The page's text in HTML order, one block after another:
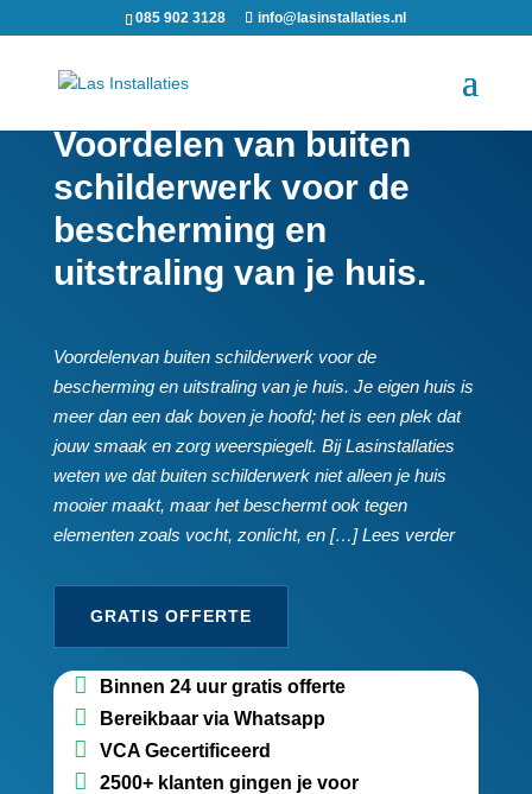
085 902 3128 info@lasinstallaties.nl
Voordelen van buiten
schilderwerk voor de
bescherming en
uitstraling van je huis.​
Voordelenvan buiten schilderwerk voor de
bescherming en uitstraling van je huis.​ Je eigen huis is
meer dan een dak boven je hoofd; het is een plek dat
jouw smaak en zorg weerspiegelt.​ Bij Lasinstallaties
weten we dat buiten schilderwerk niet alleen je huis
mooier maakt, maar het beschermt ook tegen
elementen zoals vocht, zonlicht, en […] Lees verder
GRATIS OFFERTE
Binnen 24 uur gratis offerte
Bereikbaar via Whatsapp
VCA Gecertificeerd
2500+ klanten gingen je voor